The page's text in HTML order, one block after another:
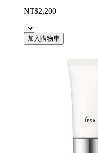
NT$2,200
加入購物車